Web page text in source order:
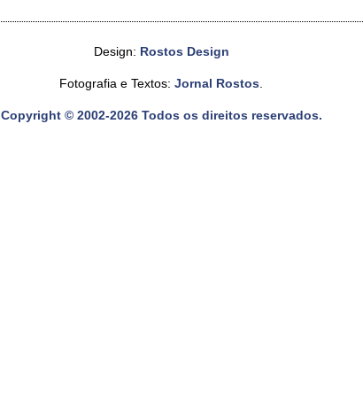
Design: Rostos Design
Fotografia e Textos: Jornal Rostos
Copyright © 2002-2026 Todos os direitos reservados.